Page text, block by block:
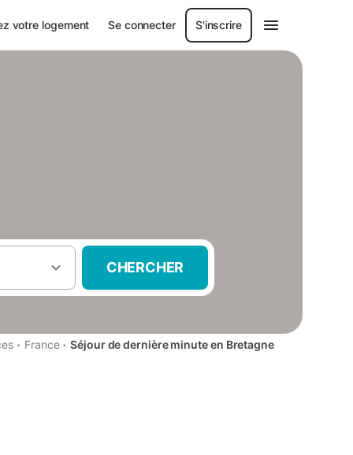
votre logement Se connecter S'inscrire
CHERCHER
· France · Séjour de dernière minute en Bretagne